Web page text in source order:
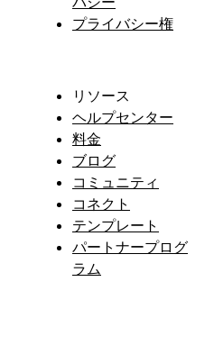
プライバシー権
リソース
ヘルプセンター
料金
ブログ
コミュニティ
コネクト
テンプレート
パートナープログ
ラム